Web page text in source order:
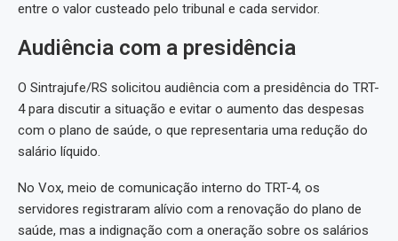
entre o valor custeado pelo tribunal e cada servidor.
Audiência com a presidência
O Sintrajufe/RS solicitou audiência com a presidência do TRT-
4 para discutir a situação e evitar o aumento das despesas
com o plano de saúde, o que representaria uma redução do
salário líquido.
No Vox, meio de comunicação interno do TRT-4, os
servidores registraram alívio com a renovação do plano de
saúde, mas a indignação com a oneração sobre os salários